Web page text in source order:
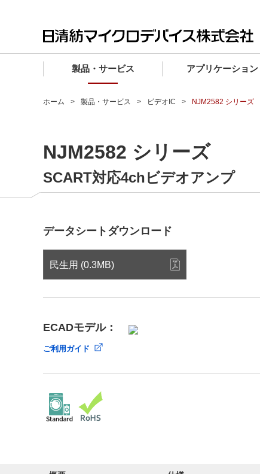
製品・サービス
マイクロ波製品
ファウンドリサービス
MUSESオフィシャルWebサイト
クロスリファレンス検索
アプリケーション
車載機器向けIC
産業機器向けIC
マイクロ波製品
設計フローから探す (電子デバイス)
電子デバイス製品
マイクロ波製品
マイクロ波製品
企業理念
会社概要
サステナビリティ
ホーム 製品・サービス ビデオIC NJM2582 シリーズ
NJM2582 シリーズ
SCART対応4chビデオアンプ
データシートダウンロード
民生用 (0.3MB)
ECADモデル：
ご利用ガイド